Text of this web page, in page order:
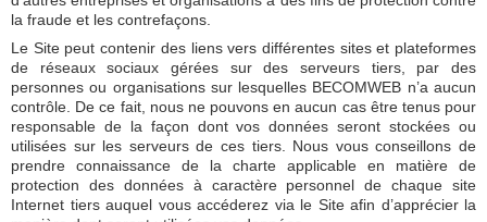
la fraude et les contrefaçons.
Le Site peut contenir des liens vers différentes sites et plateformes
de réseaux sociaux gérées sur des serveurs tiers, par des
personnes ou organisations sur lesquelles BECOMWEB n’a aucun
contrôle. De ce fait, nous ne pouvons en aucun cas être tenus pour
responsable de la façon dont vos données seront stockées ou
utilisées sur les serveurs de ces tiers. Nous vous conseillons de
prendre connaissance de la charte applicable en matière de
protection des données à caractère personnel de chaque site
Internet tiers auquel vous accéderez via le Site afin d’apprécier la